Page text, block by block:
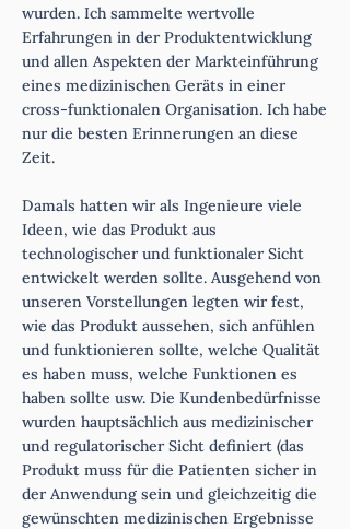
wurden. Ich sammelte wertvolle
Erfahrungen in der Produktentwicklung
und allen Aspekten der Markteinführung
eines medizinischen Geräts in einer
cross-funktionalen Organisation. Ich habe
nur die besten Erinnerungen an diese
Zeit.
Damals hatten wir als Ingenieure viele
Ideen, wie das Produkt aus
technologischer und funktionaler Sicht
entwickelt werden sollte. Ausgehend von
unseren Vorstellungen legten wir fest,
wie das Produkt aussehen, sich anfühlen
und funktionieren sollte, welche Qualität
es haben muss, welche Funktionen es
haben sollte usw. Die Kundenbedürfnisse
wurden hauptsächlich aus medizinischer
und regulatorischer Sicht definiert (das
Produkt muss für die Patienten sicher in
der Anwendung sein und gleichzeitig die
gewünschten medizinischen Ergebnisse